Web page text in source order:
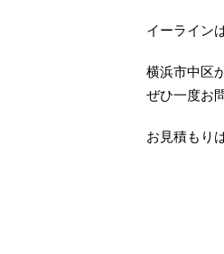
イーライン
横浜市中区
ぜひ一度お
お見積もり